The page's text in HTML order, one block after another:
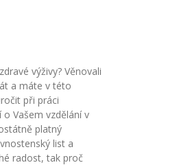
výživy? Věnovali
a máte v této
při práci
Vašem vzdělání v
platný
list a
radost, tak proč